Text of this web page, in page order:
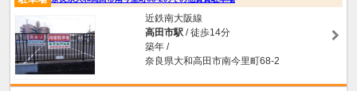
近鉄南大阪線
高田市駅/ 徒歩14分
築年 /
奈良県大和高田市南今里町68-2